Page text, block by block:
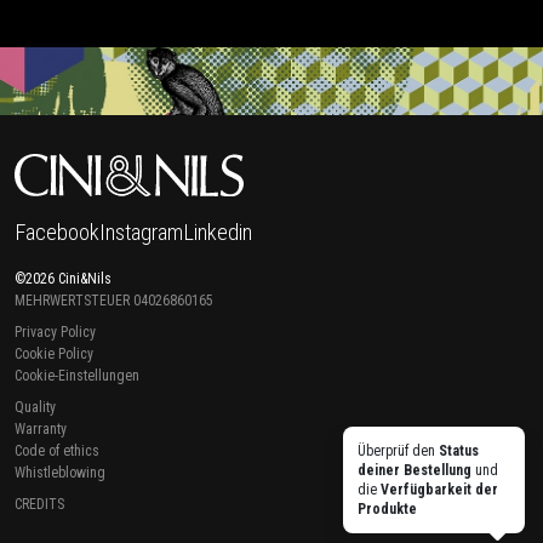
Überprüf den Status
deiner Bestellung und
die Verfügbarkeit der
Produkte
FacebookInstagramLinkedin
©2026 Cini&Nils
MEHRWERTSTEUER 04026860165
Privacy Policy
Cookie Policy
Cookie-Einstellungen
Quality
Warranty
Code of ethics
Whistleblowing
CREDITS